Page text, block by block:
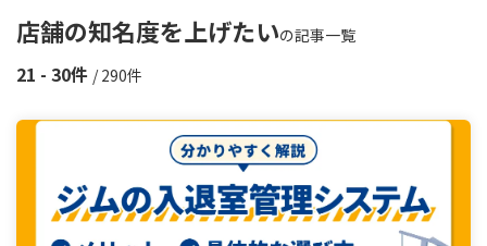
店舗の知名度を上げたいの記事一覧
21 - 30件 / 290件